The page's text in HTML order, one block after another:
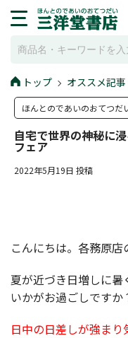
トップ オススメ記
ほんとのであいのおてつだ
自宅で世界の神秘に
フェア
2022年5月19日 投稿
こんにちは。各務原店
夏が近づき日増しに
いかがお過ごしですか
日中の日差しが強まり